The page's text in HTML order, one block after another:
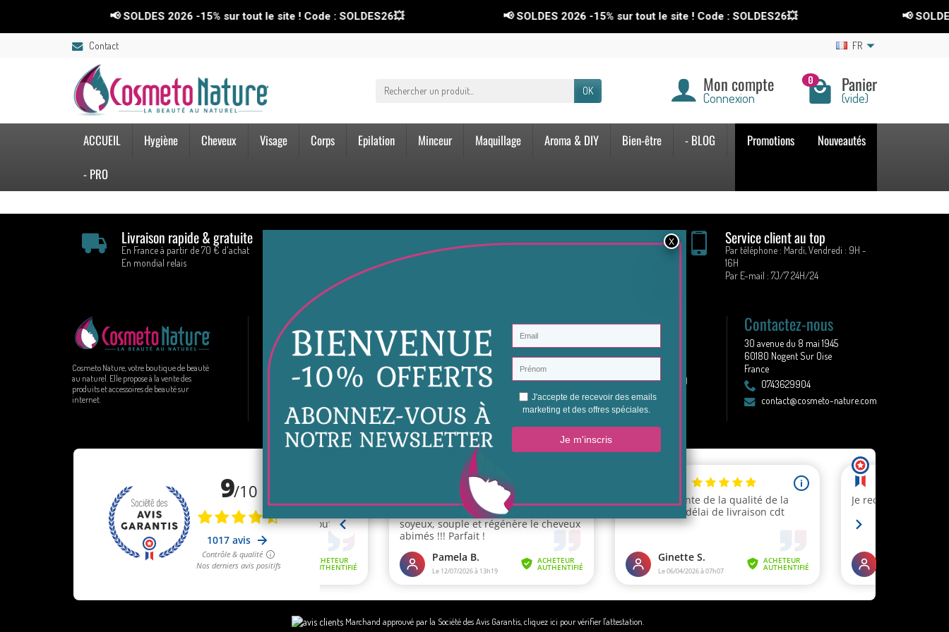
📢 SOLDES 2026 -15% sur tout le site ! Code : SOLDES26💥 📢 SOLDES 2026-15%sur tout le site ! Code : SOLDES26💥 📢
Contact FR
OK Mon compte
Connexion
0 Panier
(vide)
ACCUEIL Hygiène Cheveux Visage Corps Epilation Minceur Maquillage Aroma & DIY Bien-être
- BLOG
- PRO
Promotions Nouveautés
Livraison rapide & gratuite
En France à partir de 70 € d'achat
En mondial relais
CB, Paypal, Chèque, Virement
Paiement en 4 fois sans frais !
Garantie satisfaction Service client au top
Par téléphone : Mardi, Vendredi : 9H -
16H
Par E-mail : 7J/7 24H/24
Cosmeto Nature, votre boutique de beauté
au naturel. Elle propose à la vente des
produits et accessoires de beauté sur
internet.
Informations
Livraison & Retour
Paiement Sécurisé
FAQ
Nos produits
Promotions
Nouveautés
Nos marques
Gagnez 5€ en
parrainant
A propos
Notre histoire
Mentions légales & CGU
Espace Revendeur
Contactez-nous
30 avenue du 8 mai 1945
60180 Nogent Sur Oise
France
0743629904
contact@cosmeto-nature.com
Marchand approuvé par la Société des Avis Garantis, cliquez ici pour vérifier l'attestation